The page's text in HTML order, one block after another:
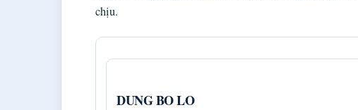
chịu.
DUNG BO LO